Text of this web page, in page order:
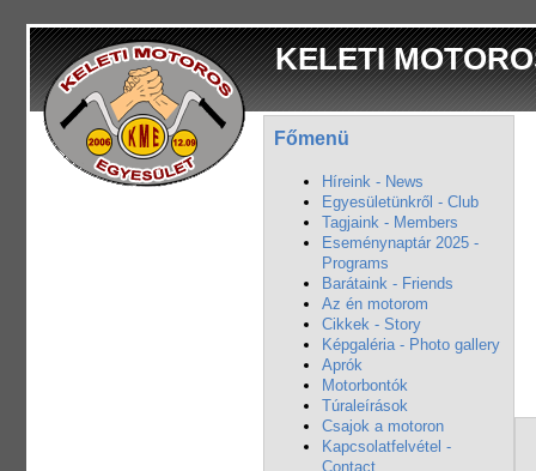
KELETI
Főmenü
Híreink - News
Egyesületünkről - Club
Tagjaink - Members
Eseménynaptár 2025 -
Programs
Barátaink - Friends
Az én motorom
Cikkek - Story
Képgaléria - Photo gallery
Aprók
Motorbontók
Túraleírások
Csajok a motoron
Kapcsolatfelvétel -
Contact